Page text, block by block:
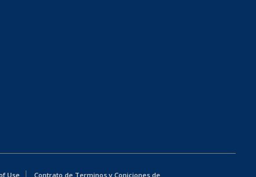
Use
Contrato de Terminos y Coniciones de